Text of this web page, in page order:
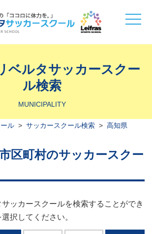
toggle
ベルタサッカースクー
ル検索
MUNICIPALITY
ル > サッカースクール検索 > 高知県
区町村のサッカースクー
ッカースクールを検索することができ
択してください。